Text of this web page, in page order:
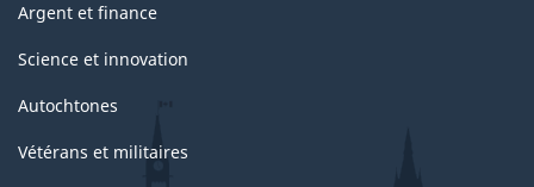
Argent et finance
Science et innovation
Autochtones
Vétérans et militaires